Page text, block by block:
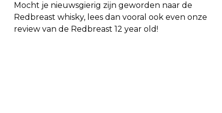
Mocht je nieuwsgierig zijn geworden naar de
Redbreast whisky, lees dan vooral ook even onze
review van de Redbreast 12 year old!